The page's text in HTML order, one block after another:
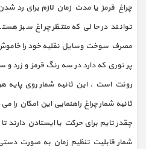
چراغ قرمز یا مدت زمان لازم برای رد شدن
توانند در حالی که منتظر چراغ سبز
پر نوری که دارد در سه رنگ قرمز و زرد و
روئت است . این ثانیه شمار روی پایه
ثانیه شمار چراغ راهنمایی این امکان را می
چقدر تایم برای حرکت یا ایستادن دارند
شمار قابلیت تنظیم زمان به صورت دستی